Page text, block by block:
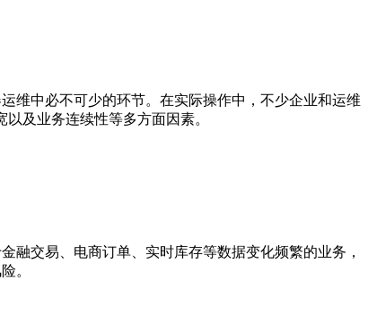
中必不可少的环节。在实际操作中，不少企业和运维
及业务连续性等多方面因素。
交易、电商订单、实时库存等数据变化频繁的业务，
。